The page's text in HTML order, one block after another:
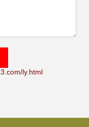
ly.html